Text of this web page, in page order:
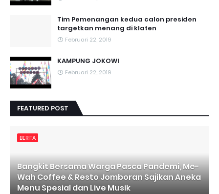
Tim Pemenangan kedua calon presiden
targetkan menang di klaten
Februari 22, 2019
KAMPUNG JOKOWI
Februari 22, 2019
FEATURED POST
BERITA
Bangkit Bersama Warga Pasca Pandemi, Me-
Wah Coffee & Resto Jomboran Sajikan Aneka
Menu Spesial dan Live Musik